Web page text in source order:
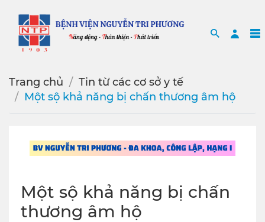
Search
Trang chủ
Tin từ các cơ sở y tế
Một sộ khả năng bị chấn thương âm hộ
Một sộ khả năng bị chấn
thương âm hộ